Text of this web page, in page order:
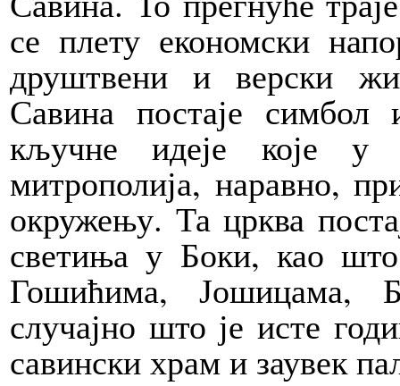
се плету економски
друштвени и верски
Савина постаје
кључне идеје које у
митрополија, наравно,
окружењу. Та црква
светиња у Боки, као
Гошићима, Јошицама,
случајно што је исте
савински храм и заувек